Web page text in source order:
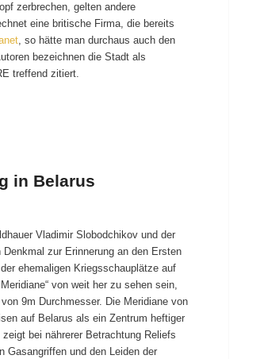
zerbrechen, gelten andere
eine britische Firma, die bereits
, so hätte man durchaus auch den
bezeichnen die Stadt als
treffend zitiert.
in Belarus
Vladimir Slobodchikov und der
zur Erinnerung an den Ersten
ehemaligen Kriegsschauplätze auf
von weit her zu sehen sein,
9m Durchmesser. Die Meridiane von
auf Belarus als ein Zentrum heftiger
bei nährerer Betrachtung Reliefs
Gasangriffen und den Leiden der